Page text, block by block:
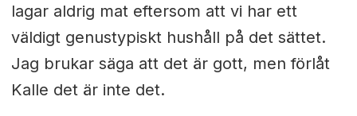
lagar aldrig mat eftersom att vi har ett
väldigt genustypiskt hushåll på det sättet.
Jag brukar säga att det är gott, men förlåt
Kalle det är inte det.